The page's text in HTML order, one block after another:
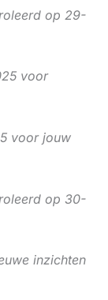
op 29-
voor
voor jouw
op 30-
inzichten